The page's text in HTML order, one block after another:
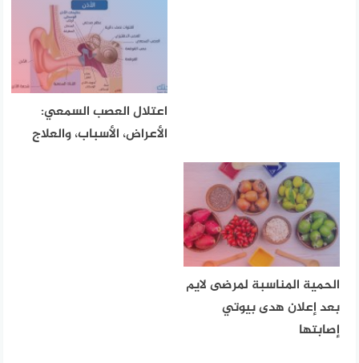
اعتلال العصب السمعي:
الأعراض، الأسباب، والعلاج
الحمية المناسبة لمرضى لايم
بعد إعلان هدى بيوتي
إصابتها